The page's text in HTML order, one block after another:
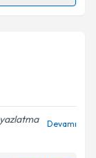
oluşturun.
takvim
Devamı